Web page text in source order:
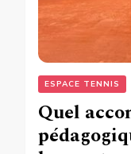
ESPACE TENNIS
Quel